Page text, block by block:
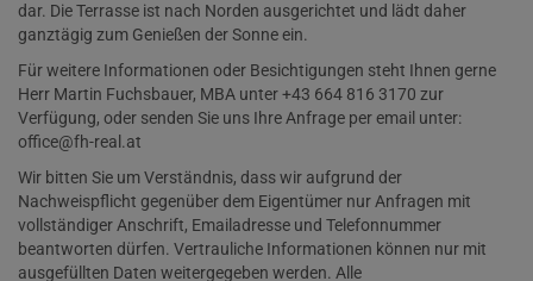
dar. Die Terrasse ist nach Norden ausgerichtet und lädt daher
ganztägig zum Genießen der Sonne ein.
Für weitere Informationen oder Besichtigungen steht Ihnen gerne
Herr Martin Fuchsbauer, MBA unter +43 664 816 3170 zur
Verfügung, oder senden Sie uns Ihre Anfrage per email unter:
office@fh-real.at
Wir bitten Sie um Verständnis, dass wir aufgrund der
Nachweispflicht gegenüber dem Eigentümer nur Anfragen mit
vollständiger Anschrift, Emailadresse und Telefonnummer
beantworten dürfen. Vertrauliche Informationen können nur mit
ausgefüllten Daten weitergegeben werden. Alle